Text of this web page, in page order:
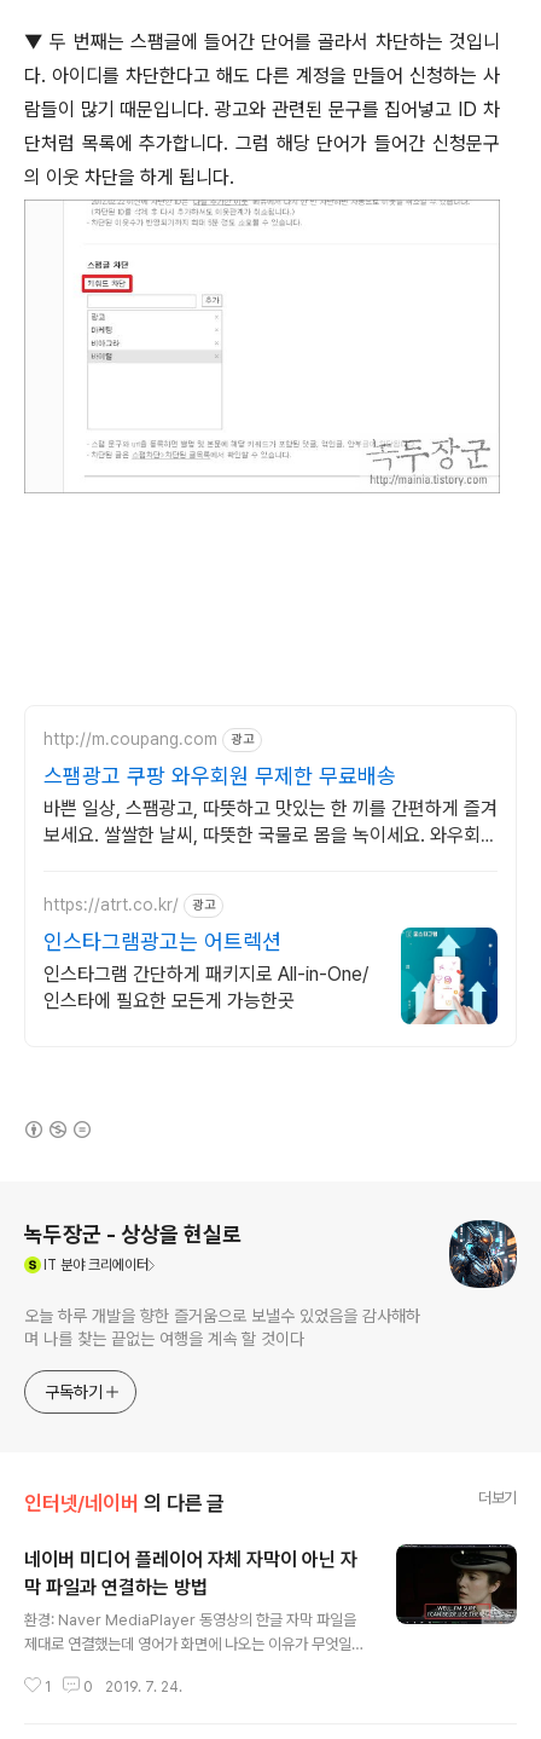
▼ 두 번째는 스팸글에 들어간 단어를 골라서 차단하는 것입니
다. 아이디를 차단한다고 해도 다른 계정을 만들어 신청하는 사
람들이 많기 때문입니다.광고와 관련된 문구를 집어넣고 ID 차
단처럼 목록에 추가합니다.그럼 해당 단어가 들어간 신청문구
의 이웃 차단을 하게 됩니다.
http://m.coupang.com 광고
스팸광고 쿠팡 와우회원 무제한 무료배송
바쁜 일상, 스팸광고, 따뜻하고 맛있는 한 끼를 간편하게 즐겨
보세요. 쌀쌀한 날씨, 따뜻한 국물로 몸을 녹이세요. 와우회원
https://atrt.co.kr/ 광고
인스타그램광고는 어트렉션
인스타그램 간단하게 패키지로 All-in-One/
인스타에 필요한 모든게 가능한곳
녹두장군 - 상상을 현실로
IT 분야 크리에이터
오늘 하루 개발을 향한 즐거움으로 보낼수 있었음을 감사해하
며 나를 찾는 끝없는 여행을 계속 할 것이다
구독하기
인터넷/네이버 의 다른 글 더보기
네이버 미디어 플레이어 자체 자막이 아닌 자
막 파일과 연결하는 방법
환경: Naver MediaPlayer 동영상의 한글 자막 파일을
제대로 연결했는데 영어가 화면에 나오는 이유가 무엇일까
체 자막을 보여 주기 때문입니다. 네이버 미디어 플레이어
1 0 2019. 7. 24.